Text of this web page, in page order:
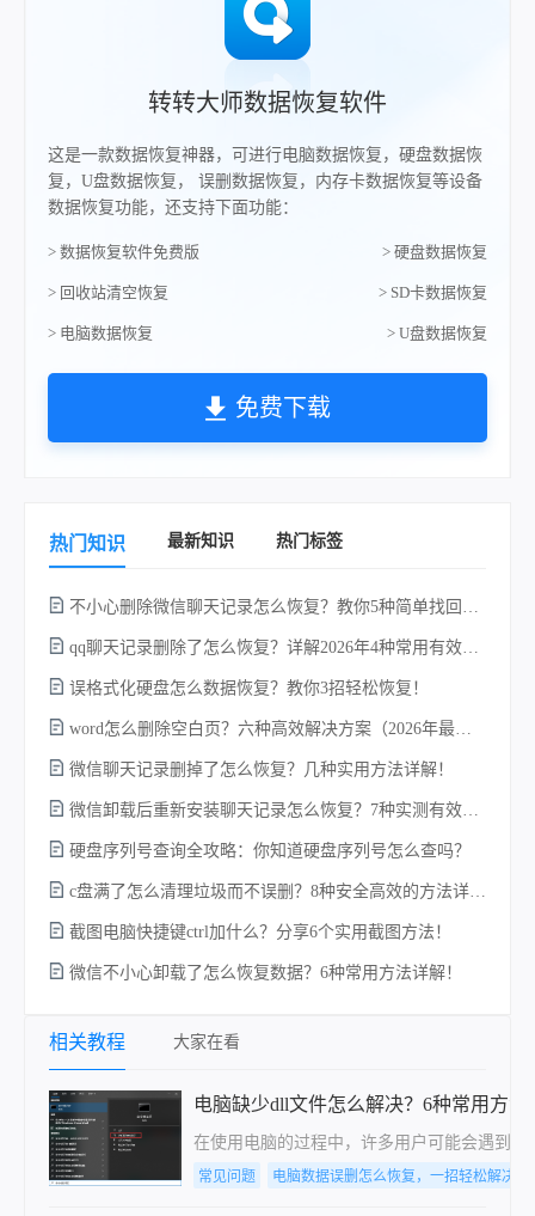
转转大师数据恢复软件
这是一款数据恢复神器，可进行电脑数据恢复，硬盘数据恢
复，U盘数据恢复， 误删数据恢复，内存卡数据恢复等设备
数据恢复功能，还支持下面功能：
> 数据恢复软件免费版 > 硬盘数据恢复
> 回收站清空恢复 > SD卡数据恢复
> 电脑数据恢复 > U盘数据恢复
免费下载
热门知识 最新知识 热门标签
不小心删除微信聊天记录怎么恢复？教你5种简单找回的方法！
qq聊天记录删除了怎么恢复？详解2026年4种常用有效的方法（支持.db数据库提取）
误格式化硬盘怎么数据恢复？教你3招轻松恢复！
word怎么删除空白页？六种高效解决方案（2026年最新实操指南）！
微信聊天记录删掉了怎么恢复？几种实用方法详解！
微信卸载后重新安装聊天记录怎么恢复？7种实测有效的恢复方案详解！
硬盘序列号查询全攻略：你知道硬盘序列号怎么查吗？
c盘满了怎么清理垃圾而不误删？8种安全高效的方法详解+误删恢复指南！
截图电脑快捷键ctrl加什么？分享6个实用截图方法！
微信不小心卸载了怎么恢复数据？6种常用方法详解！
相关教程 大家在看
电脑缺少dll文件怎么解决？6种常用方法
在使用电脑的过程中，许多用户可能会遇到“
常见问题 电脑数据误删怎么恢复，一招轻松解决